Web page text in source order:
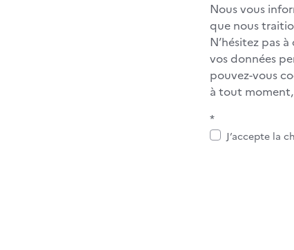
Nous vous
que nous
N’hésitez pas
vos données
pouvez-vous
à tout
*
J’accepte la